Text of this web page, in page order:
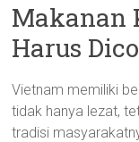
Makanan
Harus
Vietnam memiliki
tidak hanya lezat,
tradisi